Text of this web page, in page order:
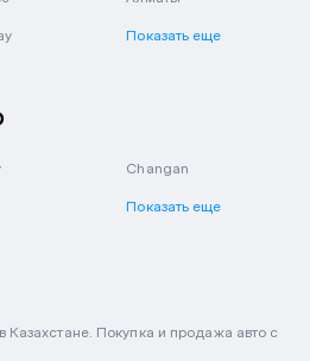
Показать еще
Changan
Показать еще
Покупка и продажа авто с